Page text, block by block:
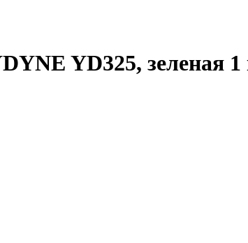
YD325, зеленая 1